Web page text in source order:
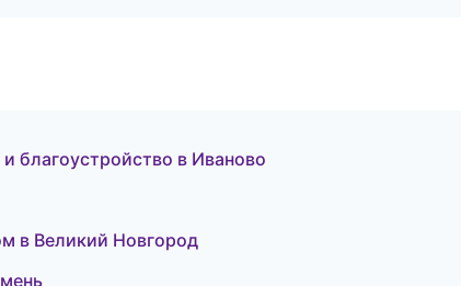
благоустройство в Иваново
в Великий Новгород